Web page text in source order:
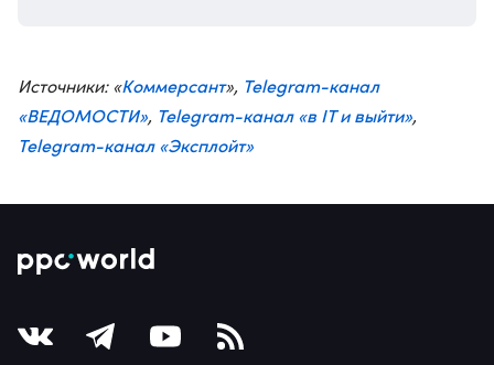
Источники: «Коммерсант», Telegram-канал
«ВЕДОМОСТИ», Telegram-канал «в IT и выйти»,
Telegram-канал «Эксплойт»